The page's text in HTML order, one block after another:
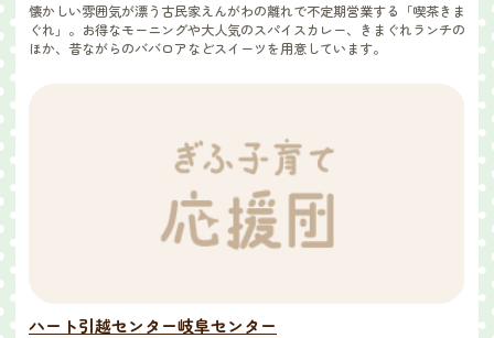
懐かしい雰囲気が漂う古民家えんがわの離れで不定期営業する「喫茶きま
ぐれ」。お得なモーニングや大人気のスパイスカレー、きまぐれランチの
ほか、昔ながらのババロアなどスイーツを用意しています。
ハート引越センター岐阜センター